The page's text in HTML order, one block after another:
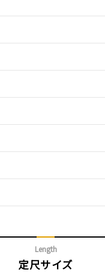
Length
定尺サイズ